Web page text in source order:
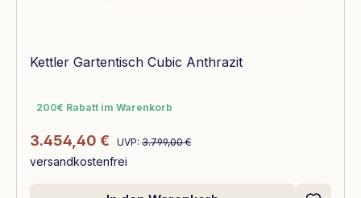
Kettler Gartentisch Cubic Anthrazit
200€ Rabatt im Warenkorb
200€ Rabatt im Warenkorb
Verkaufspreis:
3.454,40 € Regulärer Preis:
UVP: 3.799,00 €
versandkostenfrei